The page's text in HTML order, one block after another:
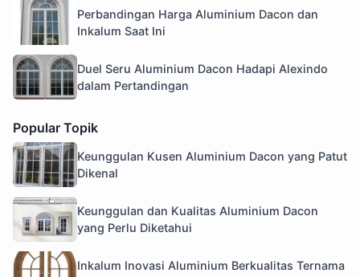
Perbandingan Harga Aluminium Dacon dan
Inkalum Saat Ini
Duel Seru Aluminium Dacon Hadapi Alexindo
dalam Pertandingan
Popular Topik
Keunggulan Kusen Aluminium Dacon yang Patut
Dikenal
Keunggulan dan Kualitas Aluminium Dacon
yang Perlu Diketahui
Inkalum Inovasi Aluminium Berkualitas Ternama